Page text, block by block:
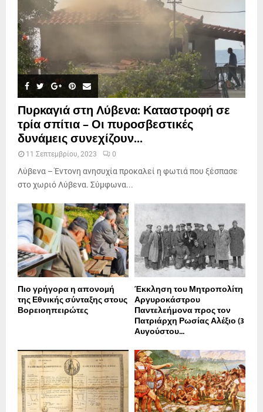
Πυρκαγιά στη Λύβενα: Καταστροφή σε
τρία σπίτια – Οι πυροσβεστικές
δυνάμεις συνεχίζουν...
11 Σεπτεμβρίου, 2023 0
Λύβενα – Έντονη ανησυχία προκαλεί η φωτιά που ξέσπασε
στο χωριό Λύβενα. Σύμφωνα...
Πιο γρήγορα η απονοµή
της Εθνικής σύνταξης στους
Βορειοηπειρώτες
Έκκληση του Μητροπολίτη
Αργυροκάστρου
Παντελεήμονα προς τον
Πατριάρχη Ρωσίας Αλέξιο (3
Αυγούστου...